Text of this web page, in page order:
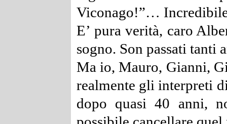
Viconago!”…
E’ pura verità, caro
sogno. Son passati tanti
Ma io, Mauro, Gianni,
realmente gli interpreti
dopo quasi 40 anni,